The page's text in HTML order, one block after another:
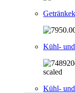
Kühl-
Kühl-